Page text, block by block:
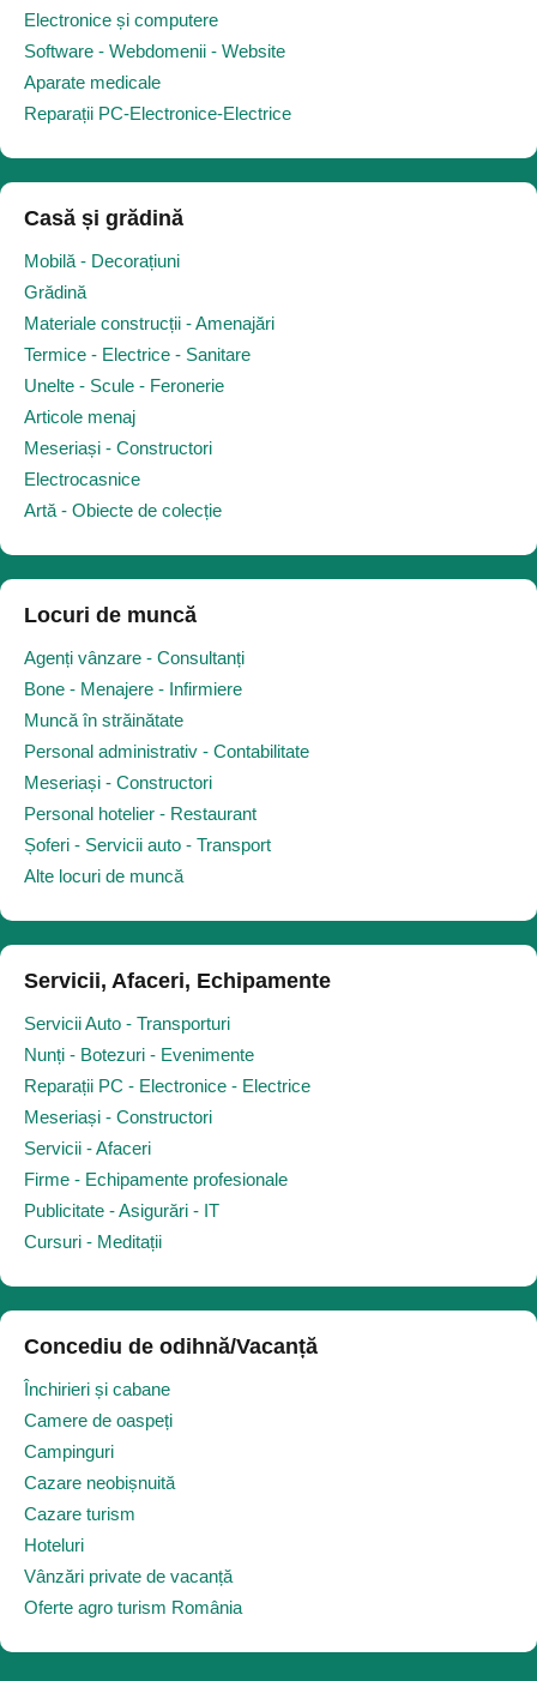
Electronice și computere
Software - Webdomenii - Website
Aparate medicale
Reparații PC-Electronice-Electrice
Casă și grădină
Mobilă - Decorațiuni
Grădină
Materiale construcții - Amenajări
Termice - Electrice - Sanitare
Unelte - Scule - Feronerie
Articole menaj
Meseriași - Constructori
Electrocasnice
Artă - Obiecte de colecție
Locuri de muncă
Agenți vânzare - Consultanți
Bone - Menajere - Infirmiere
Muncă în străinătate
Personal administrativ - Contabilitate
Meseriași - Constructori
Personal hotelier - Restaurant
Șoferi - Servicii auto - Transport
Alte locuri de muncă
Servicii, Afaceri, Echipamente
Servicii Auto - Transporturi
Nunți - Botezuri - Evenimente
Reparații PC - Electronice - Electrice
Meseriași - Constructori
Servicii - Afaceri
Firme - Echipamente profesionale
Publicitate - Asigurări - IT
Cursuri - Meditații
Concediu de odihnă/Vacanță
Închirieri și cabane
Camere de oaspeți
Campinguri
Cazare neobișnuită
Cazare turism
Hoteluri
Vânzări private de vacanță
Oferte agro turism România